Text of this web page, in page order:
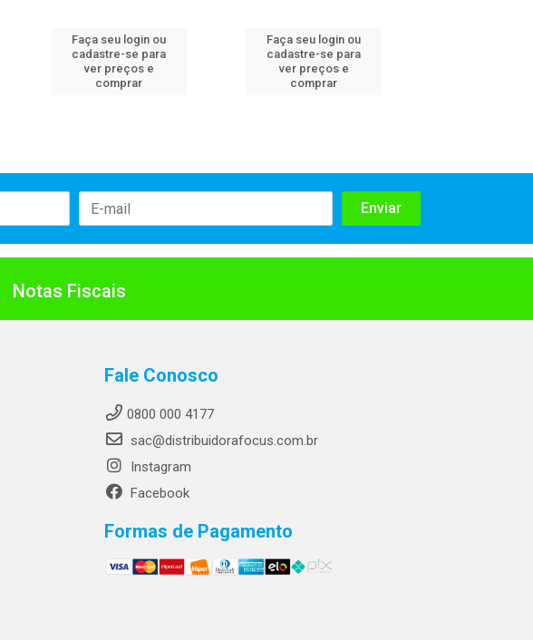
Faça seu login ou
cadastre-se para
ver preços e
comprar
Faça seu login ou
cadastre-se para
ver preços e
comprar
Notas Fiscais
Fale Conosco
0800 000 4177
sac@distribuidorafocus.com.br
Instagram
Facebook
Formas de Pagamento